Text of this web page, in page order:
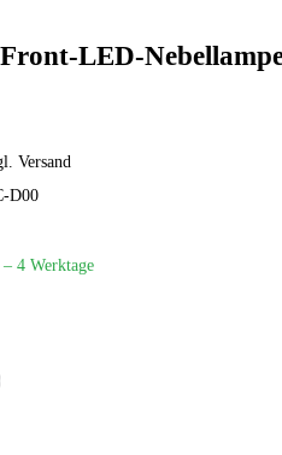
LED-
Versand
D00
4 Werktage